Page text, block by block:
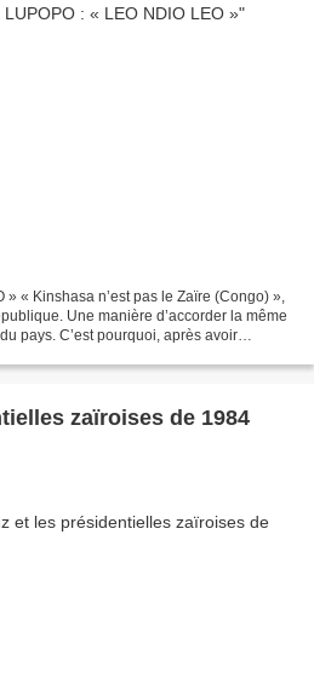
» « Kinshasa n’est pas le Zaïre (Congo) »,
Une manière d’accorder la même
pays. C’est pourquoi, après avoir
zaïroises de 1984